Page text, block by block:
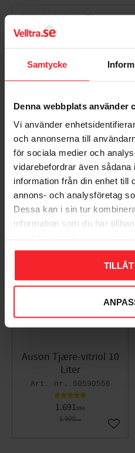
Samtycke
Denna webbplats använder
Vi använder
och annonserna till
för sociala medier och
vidarebefordrar även sådana
information från din enhet till
annons- och analysföretag
Dessa kan i sin tur
information som du har
Dig
Bliv den første, der giver en
Populära produkter
Auson Tjære-vitriol 10
Liter
60590556
1.691DKK
1.900DKK
Gem